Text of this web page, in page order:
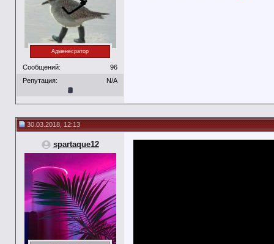
Адменесратор
Сообщений:
96
Репутация:
N/A
30.03.2018, 12:13
spartaque12